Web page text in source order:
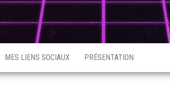
MES LIENS SOCIAUX PRÉSENTATION